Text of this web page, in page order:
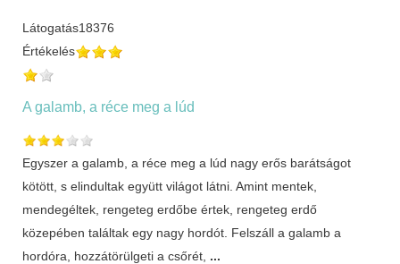
Látogatás18376
Értékelés
A galamb, a réce meg a lúd
Egyszer a galamb, a réce meg a lúd nagy erős barátságot
kötött, s elindultak együtt világot látni. Amint mentek,
mendegéltek, rengeteg erdőbe értek, rengeteg erdő
közepében találtak egy nagy hordót. Felszáll a galamb a
hordóra, hozzátörülgeti a csőrét, ...